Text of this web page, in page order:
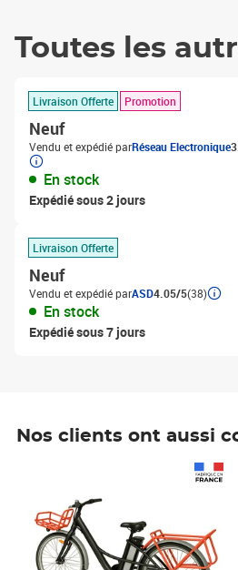
Toutes les
Livraison Offerte Promotion
Neuf
Vendu et expédié parRéseau Electronique
En stock
Expédié sous 2 jours
Livraison Offerte
Neuf
Vendu et expédié parASD4.05/5(38)
En stock
Expédié sous 7 jours
Nos clients ont aussi